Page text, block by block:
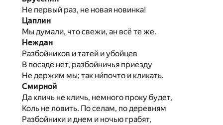
Не первый раз, не новая новинка!
Цаплин
Мы думали, что свежи, ан всё те же.
Неждан
Разбойников и татей и убойцев
В посаде нет, разбойничья приезду
Не держим мы; так ни́почто и кликать.
Смирной
Да кличь не кличь, немного проку будет,
Коль не ловить. По селам, по деревням
Разбойники и днем и ночью грабят,